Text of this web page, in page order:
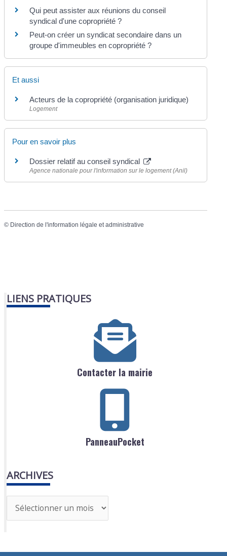
Qui peut assister aux réunions du conseil
syndical d'une copropriété ?
Peut-on créer un syndicat secondaire dans un
groupe d'immeubles en copropriété ?
Et aussi
Acteurs de la copropriété (organisation juridique)
Logement
Pour en savoir plus
Dossier relatif au conseil syndical
Agence nationale pour l'information sur le logement (Anil)
© Direction de l'information légale et administrative
LIENS PRATIQUES
Contacter la mairie
PanneauPocket
ARCHIVES
r
h